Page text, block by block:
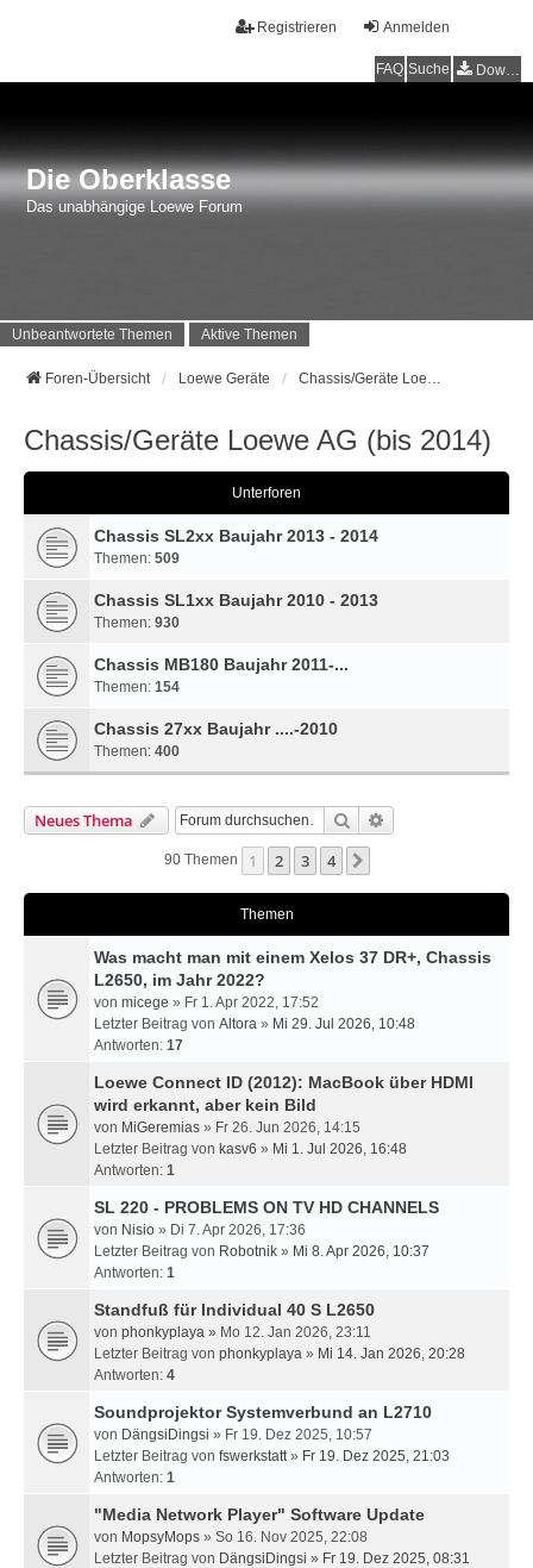
Anmelden
Registrieren
FAQ Suche Downloads
Die Oberklasse
Das unabhängige Loewe Forum
Unbeantwortete Themen Aktive Themen
Foren-Übersicht Loewe Geräte Chassis/Geräte Loewe AG (bis 2014)
Chassis/Geräte Loewe AG (bis 2014)
Unterforen
Chassis SL2xx Baujahr 2013 - 2014
Themen: 509
Chassis SL1xx Baujahr 2010 - 2013
Themen: 930
Chassis MB180 Baujahr 2011-...
Themen: 154
Chassis 27xx Baujahr ....-2010
Themen: 400
Neues Thema Suche
90 Themen 1 2 3 4
Themen
Was macht man mit einem Xelos 37 DR+, Chassis
L2650, im Jahr 2022?
von micege » Fr 1. Apr 2022, 17:52
Letzter Beitrag von Altora » Mi 29. Jul 2026, 10:48
Antworten: 17
Loewe Connect ID (2012): MacBook über HDMI
wird erkannt, aber kein Bild
von MiGeremias » Fr 26. Jun 2026, 14:15
Letzter Beitrag von kasv6 » Mi 1. Jul 2026, 16:48
Antworten: 1
SL 220 - PROBLEMS ON TV HD CHANNELS
von Nisio » Di 7. Apr 2026, 17:36
Letzter Beitrag von Robotnik » Mi 8. Apr 2026, 10:37
Antworten: 1
Standfuß für Individual 40 S L2650
von phonkyplaya » Mo 12. Jan 2026, 23:11
Letzter Beitrag von phonkyplaya » Mi 14. Jan 2026, 20:28
Antworten: 4
Soundprojektor Systemverbund an L2710
von DängsiDingsi » Fr 19. Dez 2025, 10:57
Letzter Beitrag von fswerkstatt» Fr 19. Dez 2025, 21:03
Antworten: 1
"Media Network Player" Software Update
von MopsyMops » So 16. Nov 2025, 22:08
Letzter Beitrag von DängsiDingsi » Fr 19. Dez 2025, 08:31